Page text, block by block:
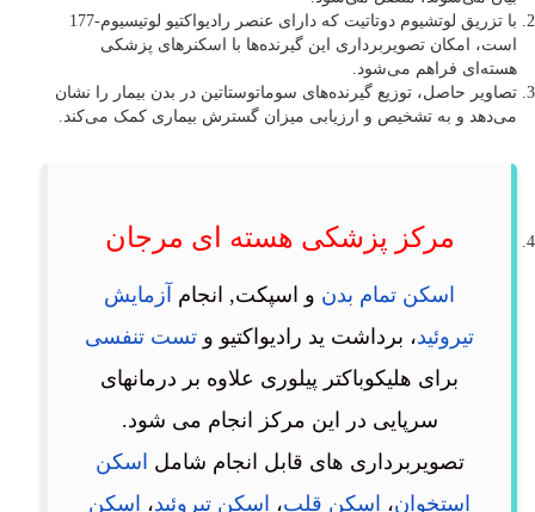
با تزریق لوتشیوم دوتاتیت که دارای عنصر رادیواکتیو لوتیسیوم-177
است، امکان تصویربرداری این گیرنده‌ها با اسکنرهای پزشکی
هسته‌ای فراهم می‌شود.
تصاویر حاصل، توزیع گیرنده‌های سوماتوستاتین در بدن بیمار را نشان
می‌دهد و به تشخیص و ارزیابی میزان گسترش بیماری کمک می‌کند.
مرکز پزشکی هسته ای مرجان
اسکن تمام بدن و اسپکت, انجام آزمایش
تیروئید، برداشت ید رادیواکتیو و تست تنفسی
برای هلیکوباکتر پیلوری علاوه بر درمانهای
سرپایی در این مرکز انجام می شود.
تصویربرداری های قابل انجام شامل اسکن
استخوان، اسکن قلب، اسکن تیروئید، اسکن